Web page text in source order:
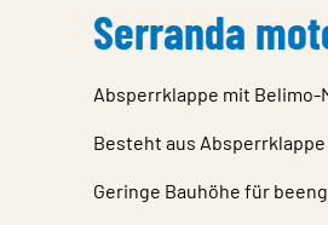
Serranda
Absperrklappe mit Belimo-
Besteht aus Absperrklappe
Geringe Bauhöhe für